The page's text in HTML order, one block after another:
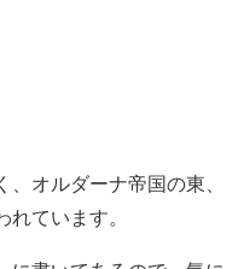
オルダーナ帝国の東、
ています。